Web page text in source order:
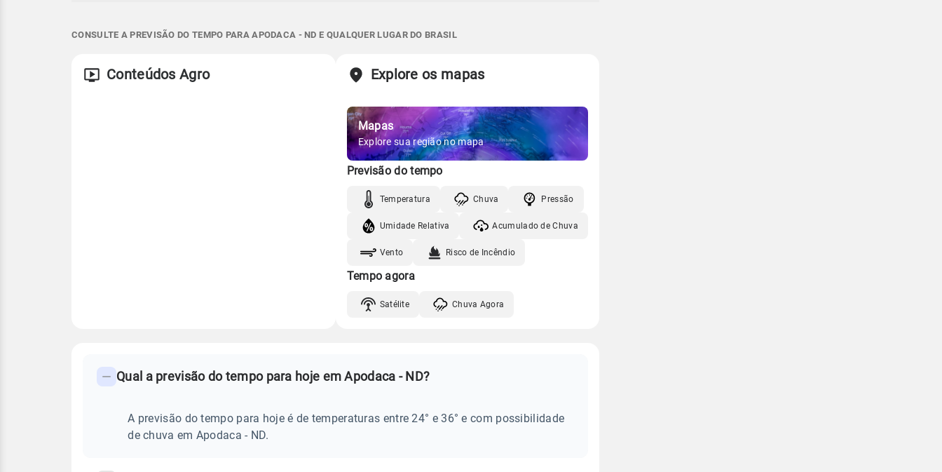
CONSULTE A PREVISÃO DO TEMPO PARA APODACA - ND E QUALQUER LUGAR DO BRASIL
Conteúdos Agro Explore os mapas
Mapas
Explore sua região no mapa
Previsão do tempo
Temperatura Chuva Pressão
Umidade Relativa Acumulado de Chuva
Vento Risco de Incêndio
Tempo agora
Satélite Chuva Agora
PREVISÃO
frequentes
Qual a previsão do tempo para hoje em Apodaca - ND?
A previsão do tempo para hoje é de temperaturas entre 24° e 36° e com possibilidade
de chuva em Apodaca - ND.